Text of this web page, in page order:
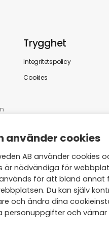
Trygghet
Integritetspolicy
Cookies
använder cookies
AB använder cookies
är nödvändiga för
för att bland annat
Du kan själv
och ändra dina
personuppgifter och